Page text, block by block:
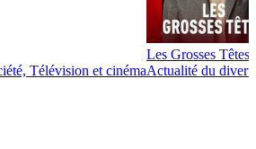
Télévision et cinéma
Les Grosses Têtes
Actualité du